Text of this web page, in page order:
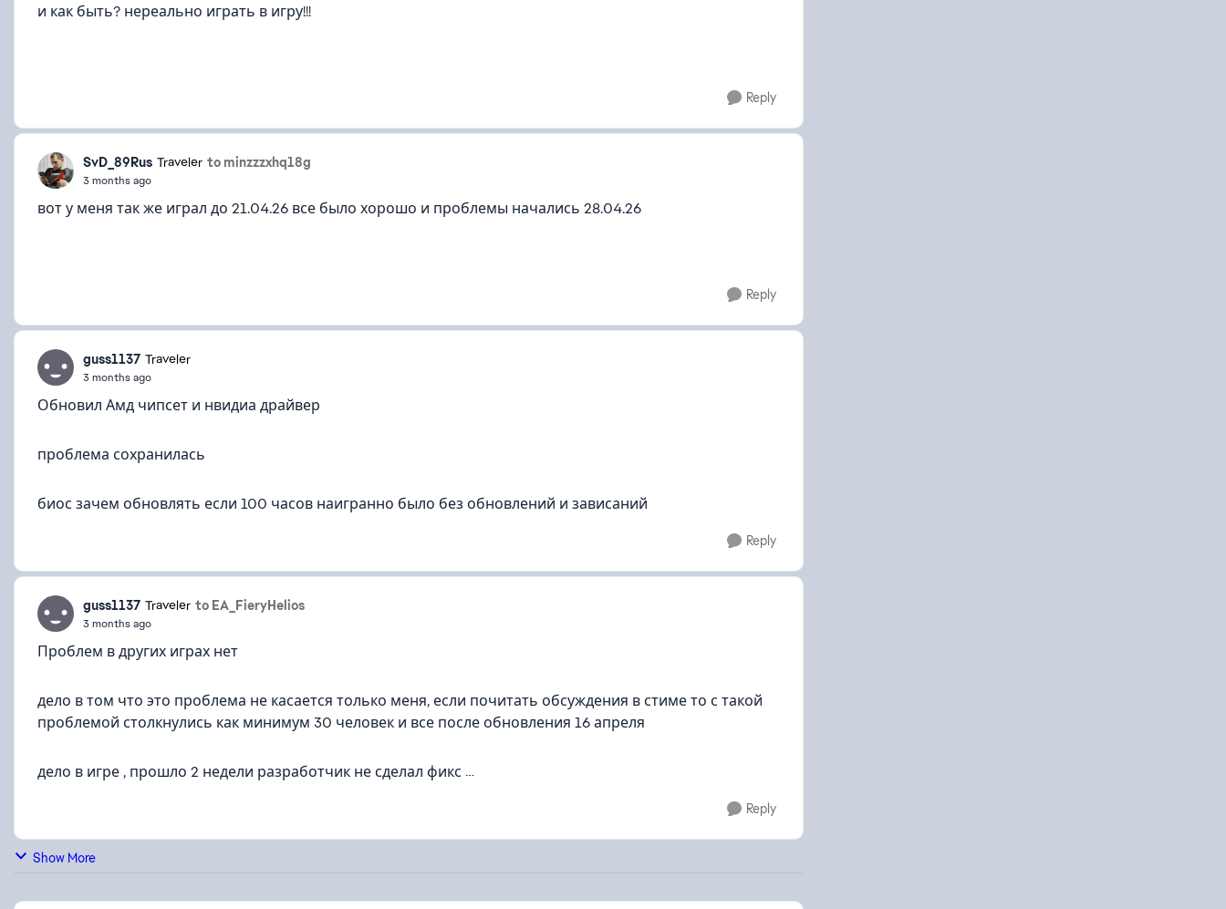
и как быть? нереально играть в игру!!!
Reply
SvD_89Rus Traveler to minzzzxhq18g
3 months ago
вот у меня так же играл до 21.04.26 все было хорошо и проблемы начались 28.04.26
Reply
guss1137 Traveler
3 months ago
Обновил Амд чипсет и нвидиа драйвер
проблема сохранилась
биос зачем обновлять если 100 часов наигранно было без обновлений и зависаний
Reply
guss1137 Traveler to EA_FieryHelios
3 months ago
Проблем в других играх нет
дело в том что это проблема не касается только меня, если почитать обсуждения в стиме то с такой
проблемой столкнулись как минимум 30 человек и все после обновления 16 апреля
дело в игре , прошло 2 недели разработчик не сделал фикс …
Reply
Show More